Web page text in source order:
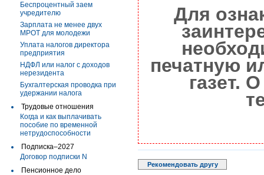
Беспроцентный заем
учредителю
Зарплата не менее двух
МРОТ для молодежи
Уплата налогов директора
предприятия
НДФЛ или налог с доходов
нерезидента
Бухгалтерская проводка при
удержании налога
Трудовые отношения
Когда и как выплачивать
пособие по временной
нетрудоспособности
Подписка–2027
Договор подписки N
Пенсионное дело
Для
печатную
газет.
Рекомендовать другу